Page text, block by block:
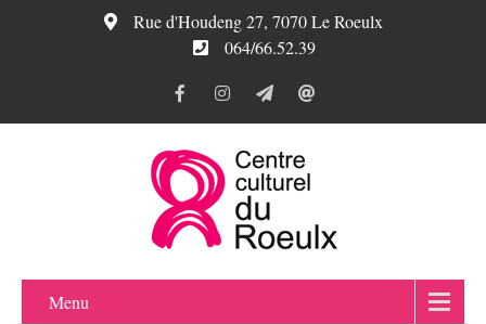
Rue d'Houdeng 27, 7070 Le Roeulx
064/66.52.39
Menu